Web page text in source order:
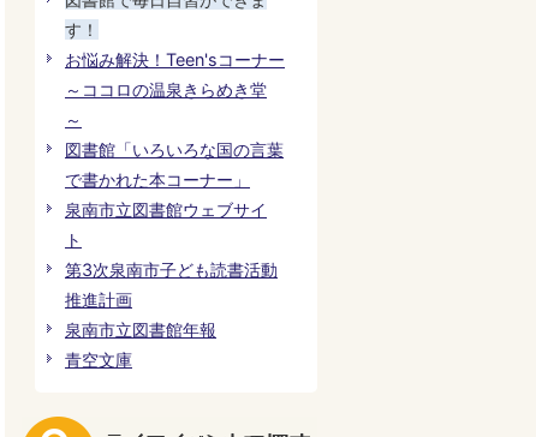
す！
お悩み解決！Teen'sコーナー
～ココロの温泉きらめき堂
～
図書館「いろいろな国の言葉
で書かれた本コーナー」
泉南市立図書館ウェブサイ
ト
第3次泉南市子ども読書活動
推進計画
泉南市立図書館年報
青空文庫